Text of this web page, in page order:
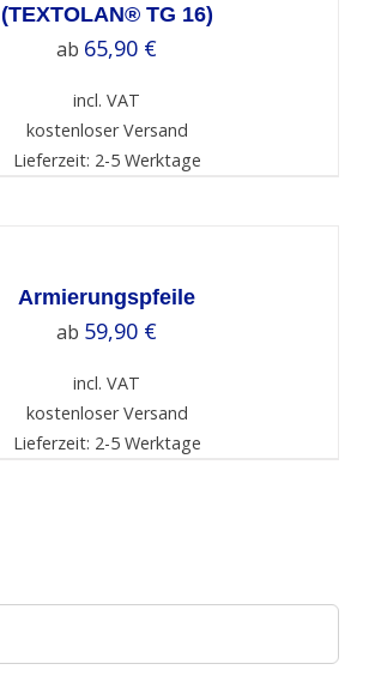
(TEXTOLAN® TG 16)
ab 65,90 €
incl. VAT
kostenloser Versand
Lieferzeit: 2-5 Werktage
Armierungspfeile
ab 59,90 €
incl. VAT
kostenloser Versand
Lieferzeit: 2-5 Werktage